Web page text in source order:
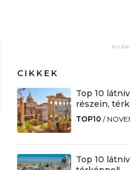
CIKKEK
Top 10
részein,
TOP10 /
Top 10